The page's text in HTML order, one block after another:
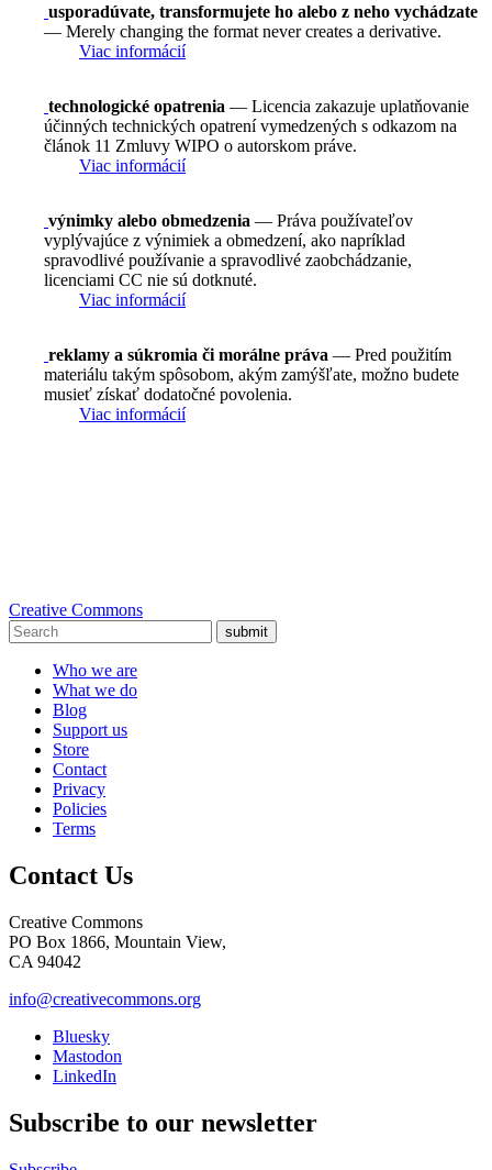
usporadúvate, transformujete ho alebo z neho vychádzate
— Merely changing the format never creates a derivative.
Viac informácií
technologické opatrenia — Licencia zakazuje uplatňovanie
účinných technických opatrení vymedzených s odkazom na
článok 11 Zmluvy WIPO o autorskom práve.
Viac informácií
výnimky alebo obmedzenia — Práva používateľov
vyplývajúce z výnimiek a obmedzení, ako napríklad
spravodlivé používanie a spravodlivé zaobchádzanie,
licenciami CC nie sú dotknuté.
Viac informácií
reklamy a súkromia či morálne práva — Pred použitím
materiálu takým spôsobom, akým zamýšľate, možno budete
musieť získať dodatočné povolenia.
Viac informácií
Creative Commons
submit
Who we are
What we do
Blog
Support us
Store
Contact
Privacy
Policies
Terms
Contact Us
Creative Commons
PO Box 1866, Mountain View,
CA 94042
info@creativecommons.org
Bluesky
Mastodon
LinkedIn
Subscribe to our newsletter